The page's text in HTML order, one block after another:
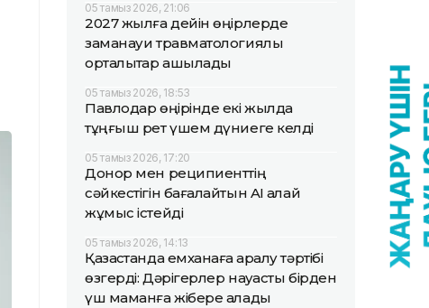
05 тамыз 2026, 21:06
2027 жылға дейін өңірлерде
заманауи травматологиялық
орталықтар ашылады
05 тамыз 2026, 18:53
Павлодар өңірінде екі жылда
тұңғыш рет үшем дүниеге келді
05 тамыз 2026, 17:20
Донор мен реципиенттің
сәйкестігін бағалайтын AI қалай
жұмыс істейді
05 тамыз 2026, 14:13
Қазақстанда емханаға қаралу тәртібі
өзгерді: Дәрігерлер науқасты бірден
үш маманға жібере алады